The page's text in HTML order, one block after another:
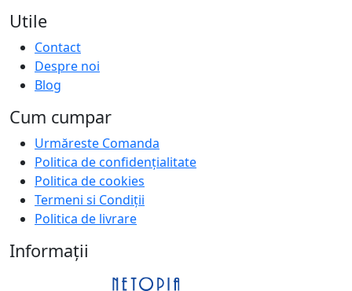
Utile
Contact
Despre noi
Blog
Cum cumpar
Urmăreste Comanda
Politica de confidențialitate
Politica de cookies
Termeni si Condiții
Politica de livrare
Informații